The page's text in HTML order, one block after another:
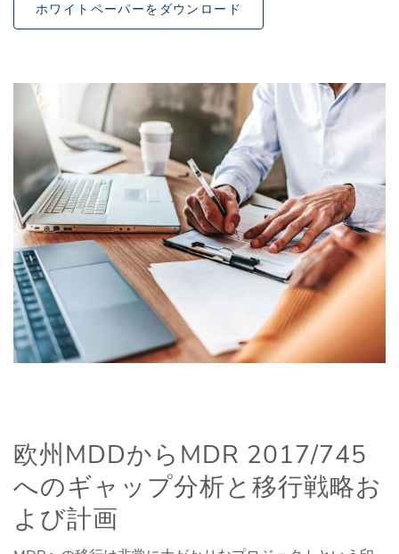
ホワイトペーパーをダウンロード
欧州MDDからMDR 2017/745
へのギャップ分析と移行戦略お
よび計画